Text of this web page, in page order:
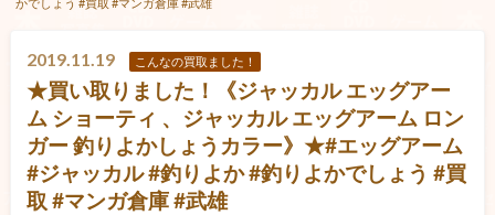
2019.11.19 こんなの買取ました！
★買い取りました！《ジャッカル エッグアー
ム ショーティ 、ジャッカル エッグアーム ロン
ガー 釣りよかしょうカラー》★#エッグアーム
#ジャッカル #釣りよか #釣りよかでしょう #買
取 #マンガ倉庫 #武雄